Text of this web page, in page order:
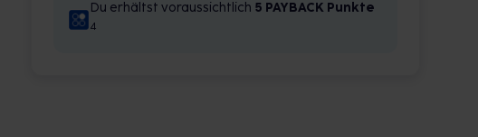
Du erhältst voraussichtlich 5 PAYBACK Punkte
4